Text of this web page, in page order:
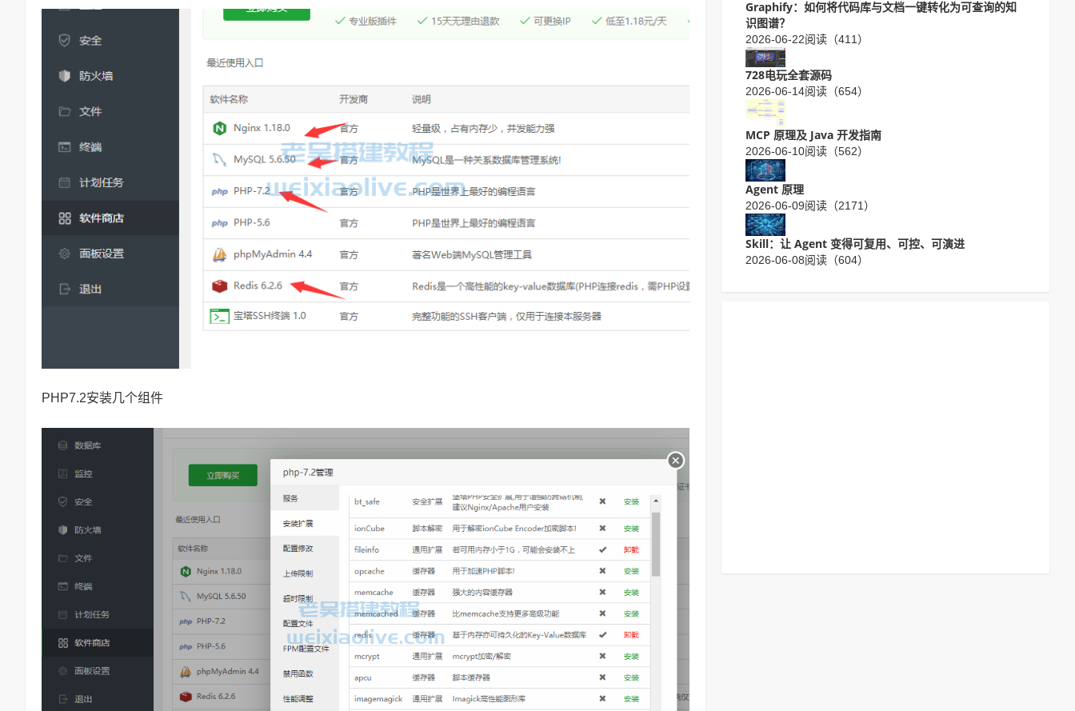
PHP7.2安装几个组件
Graphify：如何将代码库与文档一键转化为可查询的知
识图谱？
2026-06-22阅读（411）
728电玩全套源码
2026-06-14阅读（654）
MCP 原理及 Java 开发指南
2026-06-10阅读（562）
Agent 原理
2026-06-09阅读（2171）
Skill：让 Agent 变得可复用、可控、可演进
2026-06-08阅读（604）